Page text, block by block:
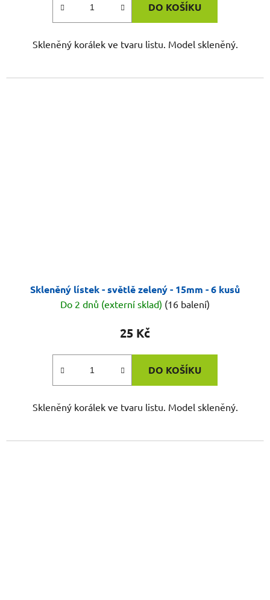
DO KOŠÍKU
Skleněný korálek ve tvaru listu. Model skleněný.
Skleněný lístek - světlě zelený - 15mm - 6 kusů
Do 2 dnů (externí sklad) (16 balení)
25 Kč
DO KOŠÍKU
Skleněný korálek ve tvaru listu. Model skleněný.